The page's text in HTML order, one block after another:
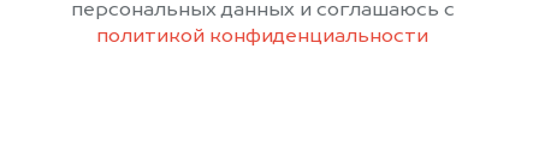
персональных данных и соглашаюсь с
политикой конфиденциальности